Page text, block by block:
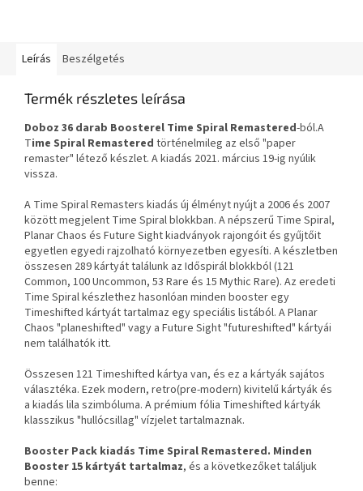
Leírás Beszélgetés
Termék részletes leírása
Doboz 36 darab Boosterel Time Spiral Remastered-ból.A
Time Spiral Remastered történelmileg az első "paper
remaster" létező készlet. A kiadás 2021. március 19-ig nyúlik
vissza.
A Time Spiral Remasters kiadás új élményt nyújt a 2006 és 2007
között megjelent Time Spiral blokkban. A népszerű Time Spiral,
Planar Chaos és Future Sight kiadványok rajongóit és gyűjtőit
egyetlen egyedi rajzolható környezetben egyesíti. A készletben
összesen 289 kártyát találunk az Időspirál blokkból (121
Common, 100 Uncommon, 53 Rare és 15 Mythic Rare). Az eredeti
Time Spiral készlethez hasonlóan minden booster egy
Timeshifted kártyát tartalmaz egy speciális listából. A Planar
Chaos "planeshifted" vagy a Future Sight "futureshifted" kártyái
nem találhatók itt.
Összesen 121 Timeshifted kártya van, és ez a kártyák sajátos
választéka. Ezek modern, retro(pre-modern) kivitelű kártyák és
a kiadás lila szimbóluma. A prémium fólia Timeshifted kártyák
klasszikus "hullócsillag" vízjelet tartalmaznak.
Booster Pack kiadás Time Spiral Remastered. Minden
Booster 15 kártyát tartalmaz, és a következőket találjuk
benne: